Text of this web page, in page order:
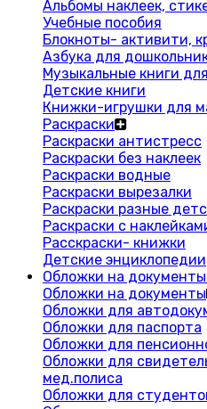
Альбомы наклеек,
Учебные пособия
Блокноты- активити,
Азбука для
Музыкальные книги
Детские книги
Книжки-игрушки для
Раскраски
Раскраски антистресс
Раскраски без наклеек
Раскраски водные
Раскраски вырезалки
Раскраски разные
Раскраски с
Расскраски- книжки
Детские энциклопедии
Обложки на
Обложки на документы
Обложки для
Обложки для паспорта
Обложки для
Обложки для
мед.полиса
Обложки для